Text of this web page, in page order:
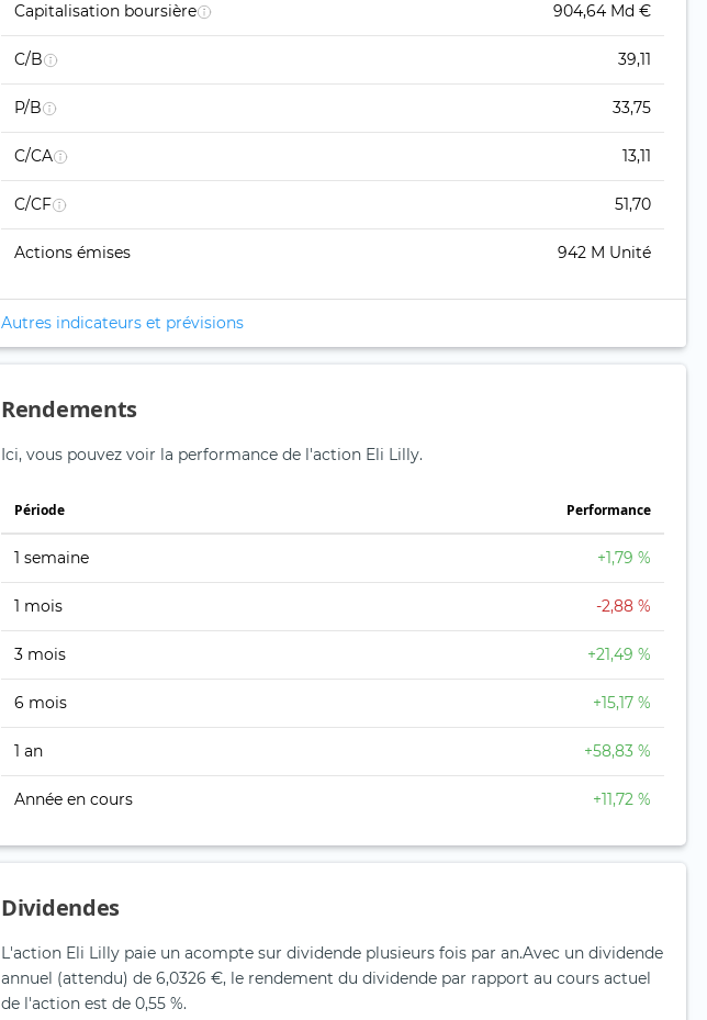
Capitalisation boursière 904,64 Md €
C/B 39,11
P/B 33,75
C/CA 13,11
C/CF 51,70
Actions émises 942 M Unité
Autres indicateurs et prévisions
Rendements
Ici, vous pouvez voir la performance de l'action Eli Lilly.
Période Performance
1 semaine +1,79 %
1 mois -2,88 %
3 mois +21,49 %
6 mois +15,17 %
1 an +58,83 %
Année en cours +11,72 %
Dividendes
L'action Eli Lilly paie un acompte sur dividende plusieurs fois par an.Avec un dividende
annuel (attendu) de 6,0326 €, le rendement du dividende par rapport au cours actuel
de l'action est de 0,55 %.